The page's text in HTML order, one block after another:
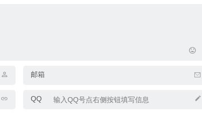
邮箱
QQ